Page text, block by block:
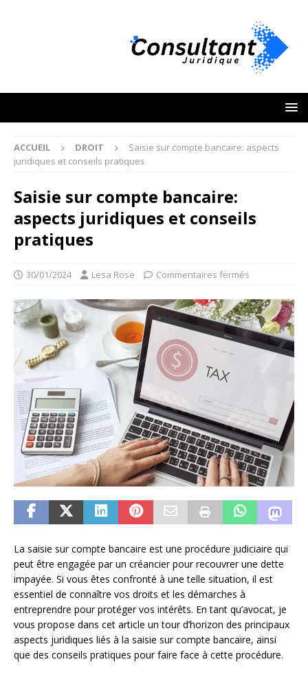
ACCUEIL DROIT
Saisie sur compte bancaire: aspects
juridiques et conseils pratiques
Saisie sur compte bancaire:
aspects juridiques et conseils
pratiques
30/01/2024 Lesa Rose Commentaires fermés
La saisie sur compte bancaire est une procédure judiciaire qui
peut être engagée par un créancier pour recouvrer une dette
impayée. Si vous êtes confronté à une telle situation, il est
essentiel de connaître vos droits et les démarches à
entreprendre pour protéger vos intérêts. En tant qu’avocat, je
vous propose dans cet article un tour d’horizon des principaux
aspects juridiques liés à la saisie sur compte bancaire, ainsi
que des conseils pratiques pour faire face à cette procédure.